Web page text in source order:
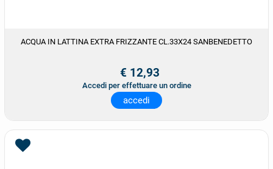
ACQUA IN LATTINA EXTRA FRIZZANTE CL.33X24 SANBENEDETTO
€ 12,93
Accedi per effettuare un ordine
accedi